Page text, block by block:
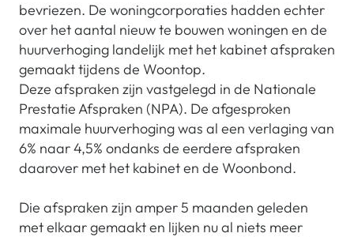
bevriezen. De woningcorporaties hadden echter
over het aantal nieuw te bouwen woningen en de
huurverhoging landelijk met het kabinet afspraken
gemaakt tijdens de Woontop.
Deze afspraken zijn vastgelegd in de Nationale
Prestatie Afspraken (NPA). De afgesproken
maximale huurverhoging was al een verlaging van
6% naar 4,5% ondanks de eerdere afspraken
daarover met het kabinet en de Woonbond.
Die afspraken zijn amper 5 maanden geleden
met elkaar gemaakt en lijken nu al niets meer